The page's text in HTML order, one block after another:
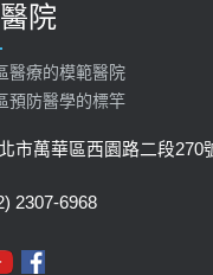
肝癌篩檢MRI】新檢查
06
喝、肥胖害到膽囊！膽
肉如何處理？
27
院
醫療的模範醫院
預防醫學的標竿
市萬華區西園路二段270
2307-6968